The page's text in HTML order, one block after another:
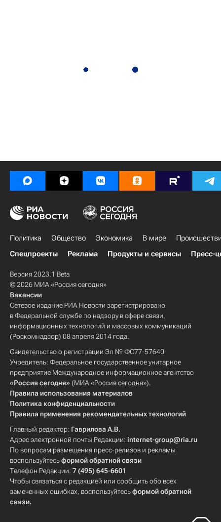
Политика Общество Экономика В мире
Спецпроекты
Реклама Продукты и сервисы Пресс-
Версия 2023.1 Beta
© 2026 МИА «Россия сегодня»
Вакансии
Сетевое издание РИА Новости зарегистрировано
в Федеральной службе по надзору в сфере связи,
информационных технологий и массовых коммуникаций
(Роскомнадзор) 08 апреля 2014 года.
Свидетельство о регистрации Эл № ФС77-57640
Учредитель: Федеральное государственное унитарное
предприятие Международное информационное агентство
«Россия сегодня» (МИА «Россия сегодня»).
Правила использования материалов
Политика конфиденциальности
Правила применения рекомендательных технологий
Главный редактор: Гаврилова А.В.
Адрес электронной почты Редакции: internet-group@ria.ru
По вопросам размещения пресс-релизов и рекламы
воспользуйтесьформой обратной связи
Телефон Редакции: 7 (495) 645-6601
Чтобы связаться с редакцией или сообщить обо всех
замеченных ошибках, воспользуйтесьформой обратной
связи.